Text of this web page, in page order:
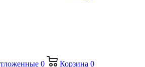
0 Корзина 0